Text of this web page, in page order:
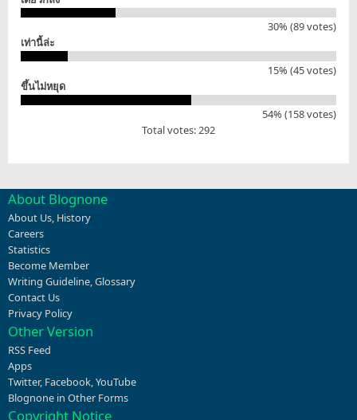
30% (89 votes)
เท่านี้ล่ะ
15% (45 votes)
ขึ้นไม่หยุด
54% (158 votes)
Total votes: 292
About Blognone
About Us, History
Careers
Statistics
Become Member
Writing Guideline,Glossary
Contact Us
Privacy Policy
Other Version
RSS Feed
Apps
Twitter, Facebook,YouTube
Blognone in Other Forms
Copyright Notice